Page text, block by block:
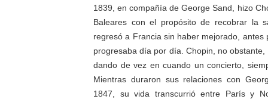
1839, en compañía deGeorge Sand , hizo
Baleares con el propósito de recobrar la
regresó a Francia sin haber mejorado, antes
progresaba día por día. Chopin, no
dando de vez en cuando un concierto,
Mientras duraron sus relaciones con
1847, su vida transcurrió entre París y